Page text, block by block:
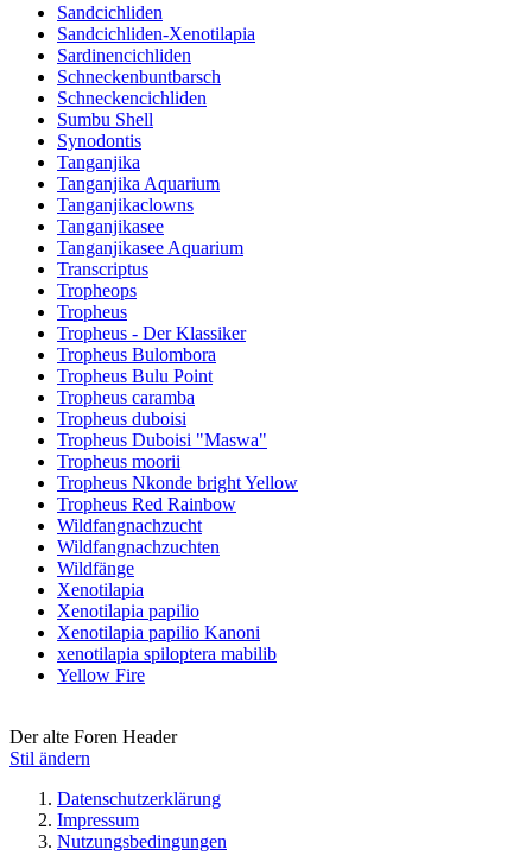
Sandcichliden
Sandcichliden-Xenotilapia
Sardinencichliden
Schneckenbuntbarsch
Schneckencichliden
Sumbu Shell
Synodontis
Tanganjika
Tanganjika Aquarium
Tanganjikaclowns
Tanganjikasee
Tanganjikasee Aquarium
Transcriptus
Tropheops
Tropheus
Tropheus - Der Klassiker
Tropheus Bulombora
Tropheus Bulu Point
Tropheus caramba
Tropheus duboisi
Tropheus Duboisi "Maswa"
Tropheus moorii
Tropheus Nkonde bright Yellow
Tropheus Red Rainbow
Wildfangnachzucht
Wildfangnachzuchten
Wildfänge
Xenotilapia
Xenotilapia papilio
Xenotilapia papilio Kanoni
xenotilapia spiloptera mabilib
Yellow Fire
Der alte Foren Header
Stil ändern
Datenschutzerklärung
Impressum
Nutzungsbedingungen